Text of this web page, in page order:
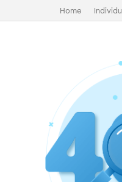
Home Individu